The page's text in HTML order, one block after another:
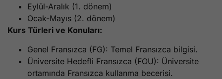
Eylül-Aralık (1. dönem)
Ocak-Mayıs (2. dönem)
Kurs Türleri ve Konuları:
Genel Fransızca (FG): Temel Fransızca bilgisi.
Üniversite Hedefli Fransızca (FOU): Üniversite
ortamında Fransızca kullanma becerisi.